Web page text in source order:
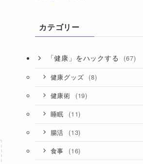
カテゴリー
「健康」をハックする (67)
健康グッズ (8)
健康術 (19)
睡眠 (11)
腸活 (13)
食事 (16)